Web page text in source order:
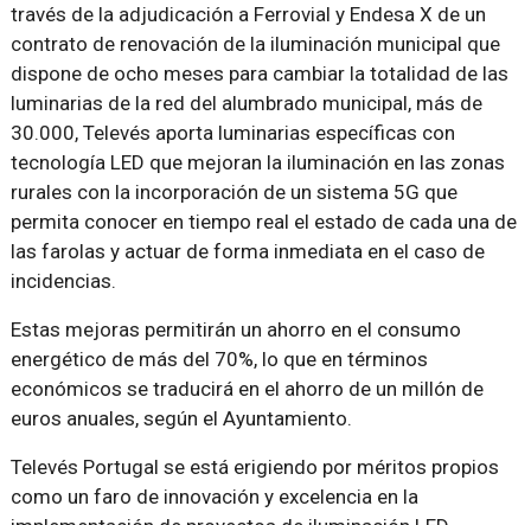
través de la adjudicación a Ferrovial y Endesa X de un
contrato de renovación de la iluminación municipal que
dispone de ocho meses para cambiar la totalidad de las
luminarias de la red del alumbrado municipal, más de
30.000, Televés aporta luminarias específicas con
tecnología LED que mejoran la iluminación en las zonas
rurales con la incorporación de un sistema 5G que
permita conocer en tiempo real el estado de cada una de
las farolas y actuar de forma inmediata en el caso de
incidencias.
Estas mejoras permitirán un ahorro en el consumo
energético de más del 70%, lo que en términos
económicos se traducirá en el ahorro de un millón de
euros anuales, según el Ayuntamiento.
Televés Portugal se está erigiendo por méritos propios
como un faro de innovación y excelencia en la